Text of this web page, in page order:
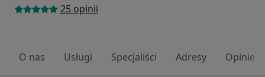
25 opinii
O nas Usługi Specjaliści Adresy Opinie